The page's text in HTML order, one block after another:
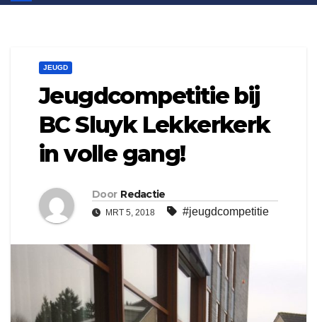
JEUGD
Jeugdcompetitie bij
BC Sluyk Lekkerkerk
in volle gang!
Door Redactie
MRT 5, 2018 #jeugdcompetitie